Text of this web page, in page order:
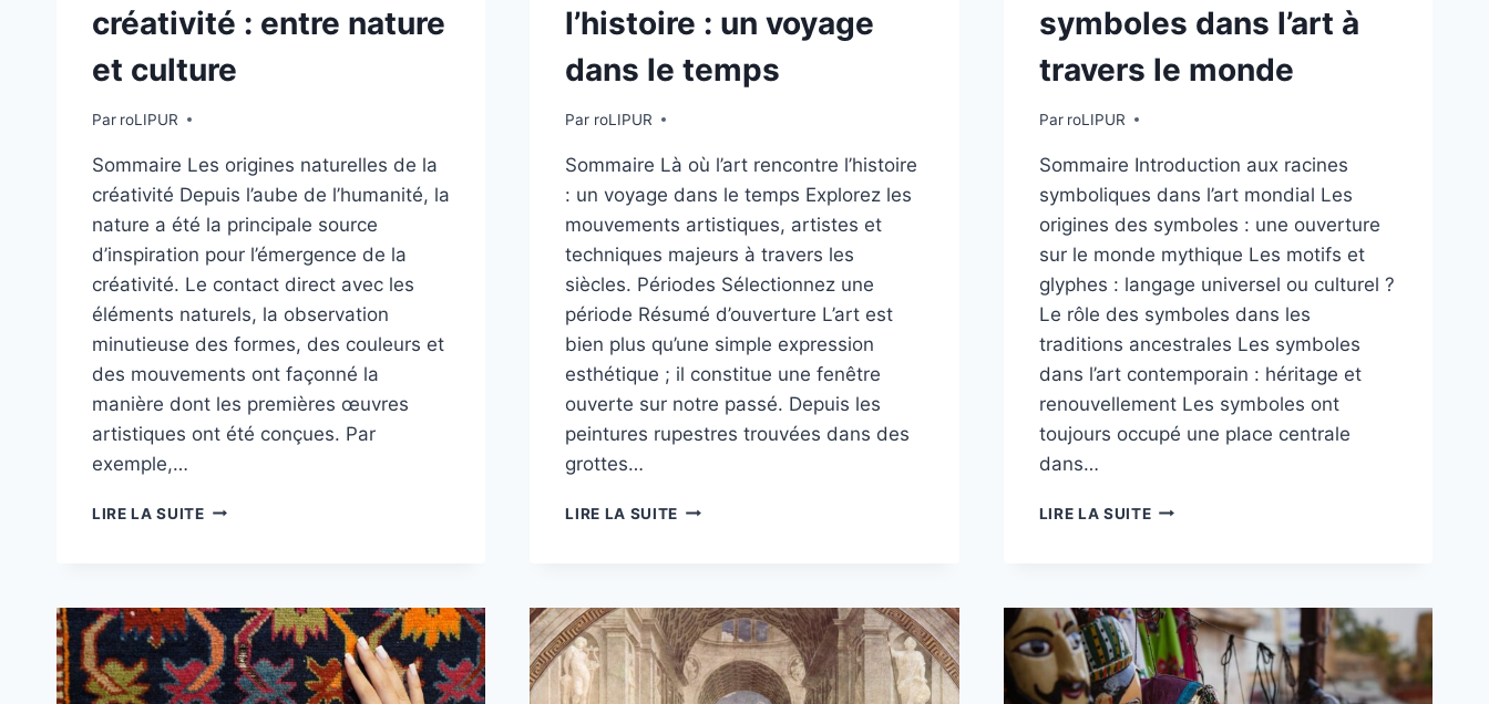
créativité : entre nature
et culture
Par roLIPUR
Sommaire Les origines naturelles de la
créativité Depuis l’aube de l’humanité, la
nature a été la principale source
d’inspiration pour l’émergence de la
créativité. Le contact direct avec les
éléments naturels, la observation
minutieuse des formes, des couleurs et
des mouvements ont façonné la
manière dont les premières œuvres
artistiques ont été conçues. Par
exemple,…
LIRE LA SUITELES
:
ENTRE
NATURE
ET
l’histoire : un voyage
dans le temps
Par roLIPUR
Sommaire Là où l’art rencontre l’histoire
: un voyage dans le temps Explorez les
mouvements artistiques, artistes et
techniques majeurs à travers les
siècles. Périodes Sélectionnez une
période Résumé d’ouverture L’art est
bien plus qu’une simple expression
esthétique ; il constitue une fenêtre
ouverte sur notre passé. Depuis les
peintures rupestres trouvées dans des
grottes…
LIRE LA SUITE LÀ
:
UN
VOYAGE
DANS
symboles dans l’art à
travers le monde
Par roLIPUR
Sommaire Introduction aux racines
symboliques dans l’art mondial Les
origines des symboles : une ouverture
sur le monde mythique Les motifs et
glyphes : langage universel ou culturel ?
Le rôle des symboles dans les
traditions ancestrales Les symboles
dans l’art contemporain : héritage et
renouvellement Les symboles ont
toujours occupé une place centrale
dans…
LIRE LA SUITELES
L’ART
À
TRAVERS